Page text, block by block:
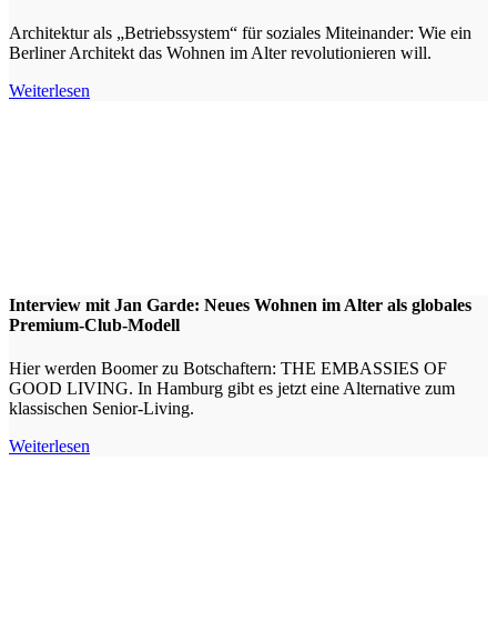
Architektur als „Betriebssystem“ für soziales Miteinander: Wie ein
Berliner Architekt das Wohnen im Alter revolutionieren will.
Weiterlesen
Interview mit Jan Garde: Neues Wohnen im Alter als globales
Premium-Club-Modell
Hier werden Boomer zu Botschaftern: THE EMBASSIES OF
GOOD LIVING. In Hamburg gibt es jetzt eine Alternative zum
klassischen Senior-Living.
Weiterlesen